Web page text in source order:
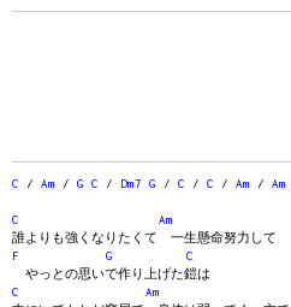
C / Am / G C / Dm7 G / C / C / Am / Am
C
Am
誰よりも強くなりたくて 一生懸命努力して
F
G
C
やっとの思いで作り上げた鎧は
C
Am